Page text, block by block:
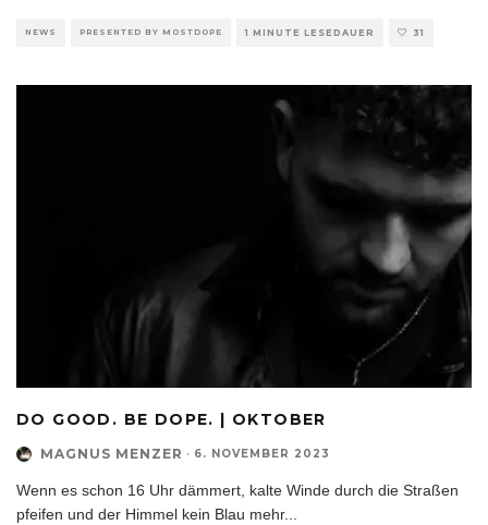
NEWS PRESENTED BY MOSTDOPE 1 MINUTE LESEDAUER 31
DO GOOD. BE DOPE. | OKTOBER
MAGNUS MENZER · 6. NOVEMBER 2023
Wenn es schon 16 Uhr dämmert, kalte Winde durch die Straßen
pfeifen und der Himmel kein Blau mehr...